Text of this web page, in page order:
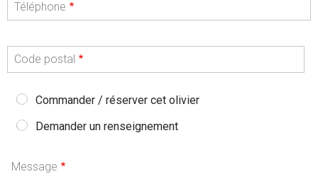
Téléphone
Code postal
Commander / réserver cet olivier
Demander un renseignement
Message